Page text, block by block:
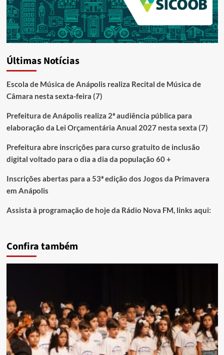
Últimas Notícias
Escola de Música de Anápolis realiza Recital de Música de
Câmara nesta sexta-feira (7)
Prefeitura de Anápolis realiza 2ª audiência pública para
elaboração da Lei Orçamentária Anual 2027 nesta sexta (7)
Prefeitura abre inscrições para curso gratuito de inclusão
digital voltado para o dia a dia da população 60 +
Inscrições abertas para a 53ª edição dos Jogos da Primavera
em Anápolis
Assista à programação de hoje da Rádio Nova FM, links aqui:
Confira também